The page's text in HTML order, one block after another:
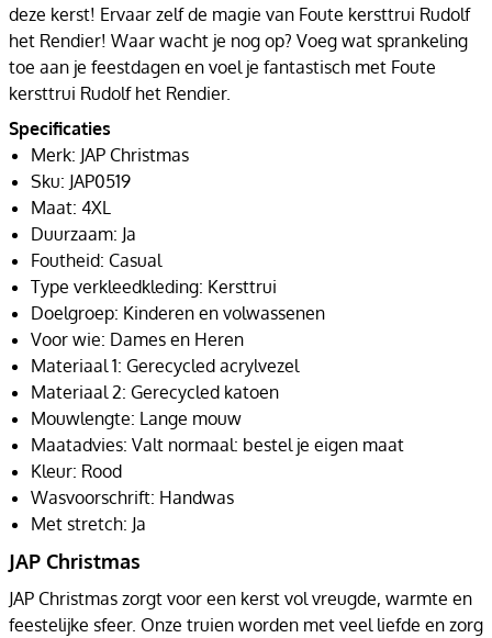
deze kerst! Ervaar zelf de magie van Foute kersttrui Rudolf
het Rendier! Waar wacht je nog op? Voeg wat sprankeling
toe aan je feestdagen en voel je fantastisch met Foute
kersttrui Rudolf het Rendier.
Specificaties
Merk: JAP Christmas
Sku: JAP0519
Maat: 4XL
Duurzaam: Ja
Foutheid: Casual
Type verkleedkleding: Kersttrui
Doelgroep: Kinderen en volwassenen
Voor wie: Dames en Heren
Materiaal 1: Gerecycled acrylvezel
Materiaal 2: Gerecycled katoen
Mouwlengte: Lange mouw
Maatadvies: Valt normaal: bestel je eigen maat
Kleur: Rood
Wasvoorschrift: Handwas
Met stretch: Ja
JAP Christmas
JAP Christmas zorgt voor een kerst vol vreugde, warmte en
feestelijke sfeer. Onze truien worden met veel liefde en zorg